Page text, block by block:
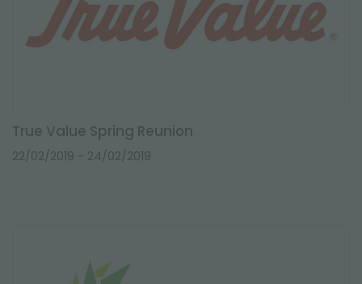
True Value Spring Reunion
22/02/2019 - 24/02/2019